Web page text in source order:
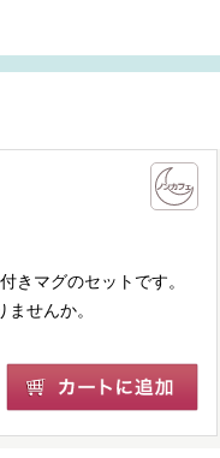
きマグのセットです。
せんか。